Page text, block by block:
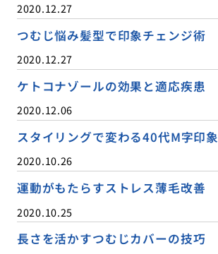
2020.12.27
つむじ悩み髪型で印象チェンジ術
2020.12.27
ケトコナゾールの効果と適応疾患
2020.12.06
スタイリングで変わる40代M字印象
2020.10.26
運動がもたらすストレス薄毛改善
2020.10.25
長さを活かすつむじカバーの技巧